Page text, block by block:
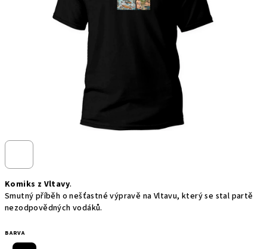
Komiks z Vltavy.
Smutný příběh o nešťastné výpravě na Vltavu, který se stal partě
nezodpovědných vodáků.
BARVA